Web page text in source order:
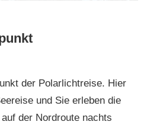
der Polarlichtreise. Hier
und Sie erleben die
der Nordroute nachts